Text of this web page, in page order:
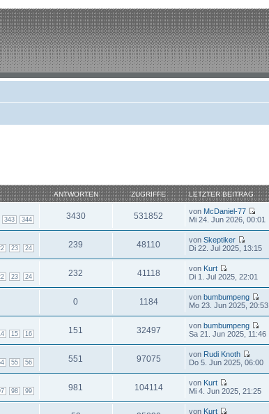
ANTWORTEN ZUGRIFFE LETZTER BEITRAG
343 344 3430 531852 von McDaniel-77
Mi 24. Jun 2026, 00:01
23 24 239 48110 vonSkeptiker
Di 22. Jul 2025, 13:15
23 24 232 41118 von Kurt
Di 1. Jul 2025, 22:01
0 1184 vonbumbumpeng
Mo 23. Jun 2025, 20:53
15 16 151 32497 vonbumbumpeng
Sa 21. Jun 2025, 11:46
55 56 551 97075 von Rudi Knoth
Do 5. Jun 2025, 06:00
98 99 981 104114 von Kurt
Mi 4. Jun 2025, 21:25
von Kurt